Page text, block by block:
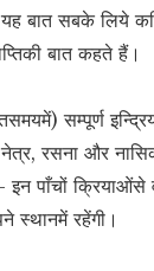
यह बात सबके
बात कहते हैं।
सम्पूर्ण
रसना और
पाँचों क्रियाओंसे
स्थानमें रहेंगी।